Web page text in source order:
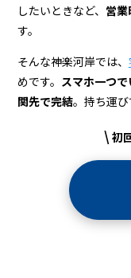
配
ク
リ
ー
したいときなど、 営
す。
そんな神楽河岸では、
めです。 スマホ一つ
関先で完結。持ち運
\ 初